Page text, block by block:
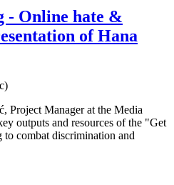
- Online hate &
of Hana
Project Manager at the Media
outputs and resources of the "Get
combat discrimination and